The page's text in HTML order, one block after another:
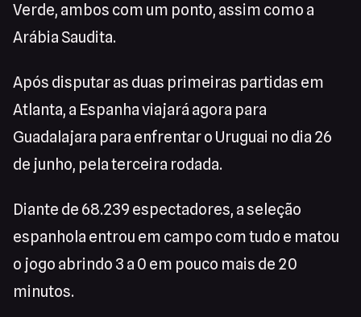
Verde, ambos com um ponto, assim como a
Arábia Saudita.
Após disputar as duas primeiras partidas em
Atlanta, a Espanha viajará agora para
Guadalajara para enfrentar o Uruguai no dia 26
de junho, pela terceira rodada.
Diante de 68.239 espectadores, a seleção
espanhola entrou em campo com tudo e matou
o jogo abrindo 3 a 0 em pouco mais de 20
minutos.